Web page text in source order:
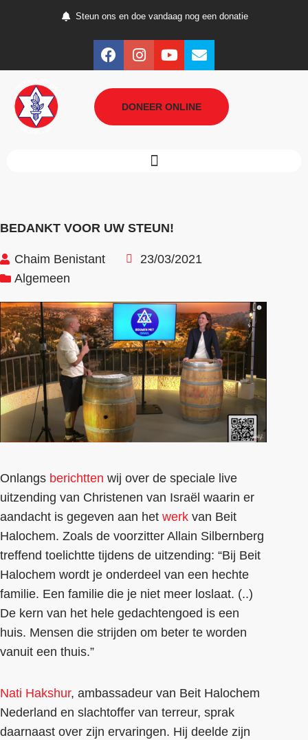
Steun ons en doe vandaag nog een donatie
DONEER ONLINE
BEDANKT VOOR UW STEUN!
Chaim Benistant
23/03/2021
Algemeen
Onlangs berichtten wij over de speciale live
uitzending van Christenen van Israël waarin er
aandacht is gegeven aan het werk van Beit
Halochem. Zoals de voorzitter Allain Silbernberg
treffend toelichtte tijdens de uitzending: “Bij Beit
Halochem wordt je onderdeel van een hechte
familie. Een familie die je niet meer loslaat. (..)
De kern van het hele gedachtengoed is een
huis. Mensen die strijden om beter te worden
vanuit een thuis.”
Nati Hakshur, ambassadeur van Beit Halochem
Nederland en slachtoffer van terreur, sprak
daarnaast over zijn ervaringen. Hij deelde zijn